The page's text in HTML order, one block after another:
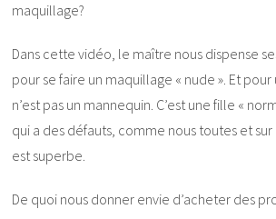
maquillage?
Dans cette vidéo, le maître nous dispense
pour se faire un maquillage « nude ». Et
n’est pas un mannequin. C’est une fille «
qui a des défauts, comme nous toutes et
est superbe.
De quoi nous donner envie d’acheter des